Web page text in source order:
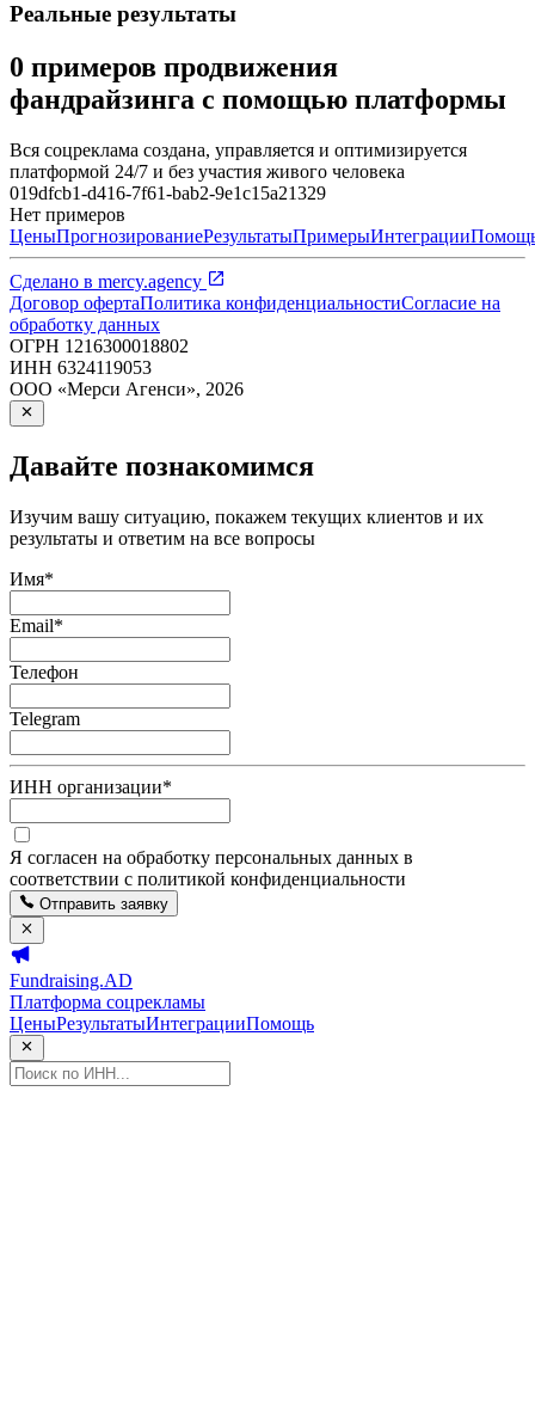
Реальные результаты
0 примеров продвижения
фандрайзинга с помощью платформы
Вся соцреклама создана, управляется и оптимизируется
платформой 24/7 и без участия живого человека
019dfcb1-d416-7f61-bab2-9e1c15a21329
Нет примеров
ЦеныПрогнозированиеРезультатыПримерыИнтеграции
Сделано в mercy.agency
Договор офертаПолитика конфиденциальностиСогласие на
обработку данных
ОГРН 1216300018802
ИНН 6324119053
ООО «Мерси Агенси», 2026
Давайте познакомимся
Изучим вашу ситуацию, покажем текущих клиентов и их
результаты и ответим на все вопросы
Имя*
Email*
Телефон
Telegram
ИНН организации*
Я согласен на обработку персональных данных в
соответствии с политикой конфиденциальности
Отправить заявку
Fundraising.AD
Платформа соцрекламы
ЦеныРезультатыИнтеграцииПомощь